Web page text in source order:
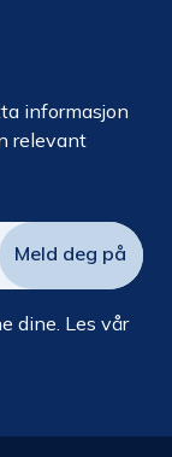
informasjon
relevant
dine. Les vår